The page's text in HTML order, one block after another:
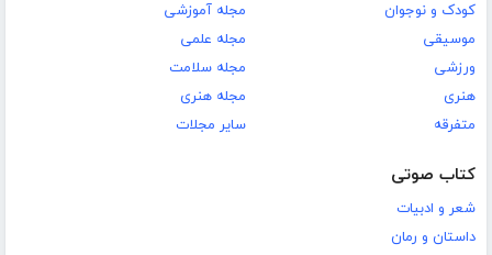
کودک و نوجوان
موسیقی
ورزشی
هنری
متفرقه
مجله آموزشی
مجله علمی
مجله سلامت
مجله هنری
سایر مجلات
کتاب صوتی
شعر و ادبیات
داستان و رمان